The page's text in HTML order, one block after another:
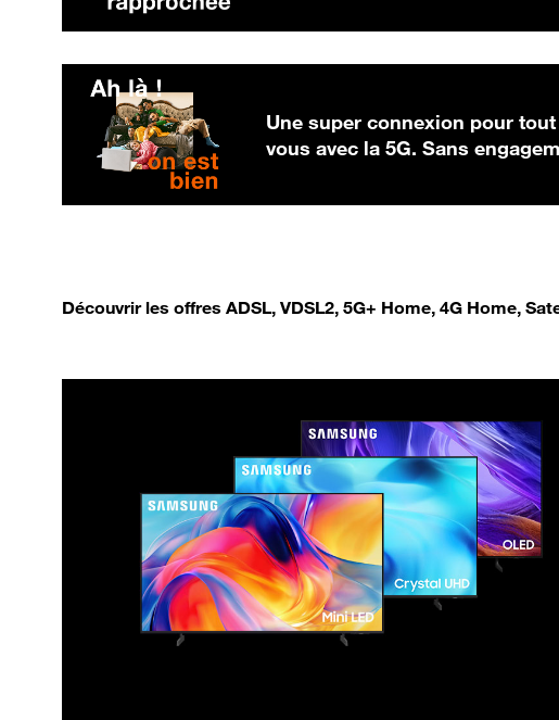
Une super connexion pour
vous avec la 5G. Sans
Découvrir les offres ADSL, VDSL2, 5G+ Home, 4G Home,